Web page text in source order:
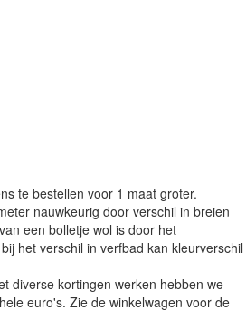
te bestellen voor 1 maat groter.
nauwkeurig door verschil in breien
een bolletje wol is door het
het verschil in verfbad kan kleurverschil
diverse kortingen werken hebben we
euro's. Zie de winkelwagen voor de